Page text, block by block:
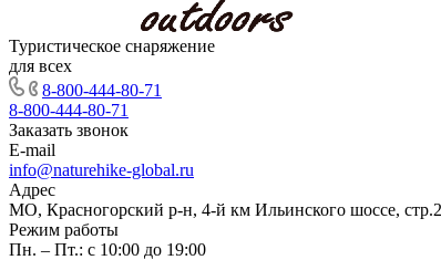
Туристическое снаряжение
для всех
8-800-444-80-71
8-800-444-80-71
Заказать звонок
E-mail
info@naturehike-global.ru
Адрес
МО, Красногорский р-н, 4-й км Ильинского шоссе,
Режим работы
Пн. – Пт.: с 10:00 до 19:00